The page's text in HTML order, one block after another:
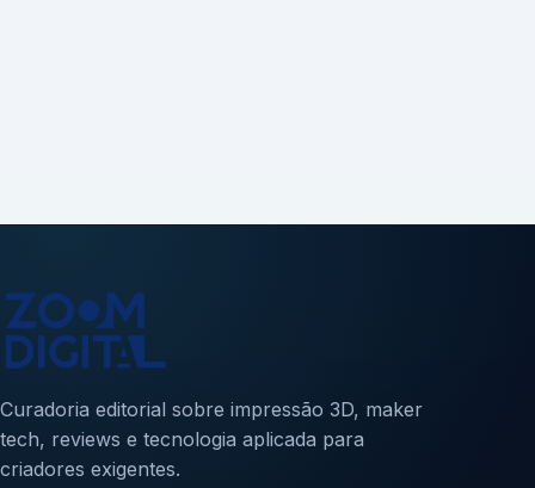
Curadoria editorial sobre impressão 3D, maker
tech, reviews e tecnologia aplicada para
criadores exigentes.